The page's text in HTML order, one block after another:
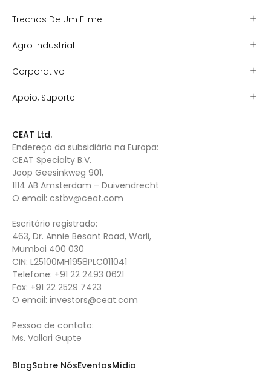
Trechos De Um Filme
Agro Industrial
Corporativo
Apoio, Suporte
CEAT Ltd.
Endereço da subsidiária na Europa:
CEAT Specialty B.V.
Joop Geesinkweg 901,
1114 AB Amsterdam – Duivendrecht
O email: cstbv@ceat.com
Escritório registrado:
463, Dr. Annie Besant Road, Worli,
Mumbai 400 030
CIN: L25100MH1958PLC011041
Telefone: +91 22 2493 0621
Fax: +91 22 2529 7423
O email: investors@ceat.com
Pessoa de contato:
Ms. Vallari Gupte
BlogSobre NósEventosMídia